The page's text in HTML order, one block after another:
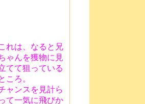
れは、なると兄
ゃんを獲物に見
てて狙っている
ころ。
ャンスを見計ら
て一気に飛びか